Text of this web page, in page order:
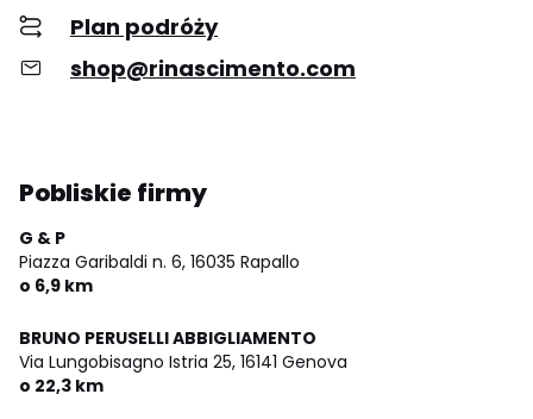
Plan podróży
shop@rinascimento.com
Pobliskie firmy
G & P
Piazza Garibaldi n. 6, 16035 Rapallo
o 6,9 km
BRUNO PERUSELLI ABBIGLIAMENTO
Via Lungobisagno Istria 25, 16141 Genova
o 22,3 km